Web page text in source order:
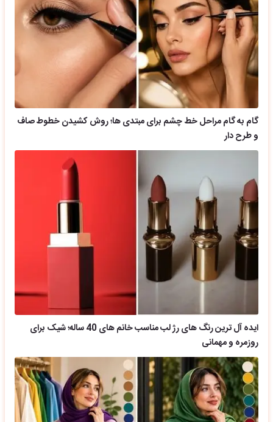
گام به گام مراحل خط چشم برای مبتدی ها؛ روش کشیدن خطوط صاف
و طرح دار
ایده آل ترین رنگ های رژ لب مناسب خانم های 40 ساله؛ شیک برای
روزمره و مهمانی